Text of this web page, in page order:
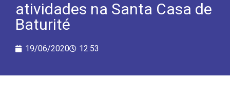
atividades na Santa Casa de
Baturité
19/06/2020 12:53